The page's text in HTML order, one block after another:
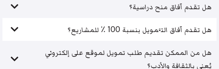
هل تقدم آفاق منح دراسية؟
هل تقدم آفاق التَّمويل بنسبة 100 ٪ للمشاريع؟
هل من الممكن تقديم طلب تمويل لموقع على إلكتروني
يُعنى بالثقافة والأدب؟